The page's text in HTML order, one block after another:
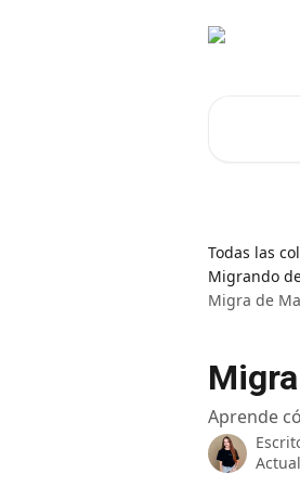
Todas las
Migrando
Migra de
Aprende